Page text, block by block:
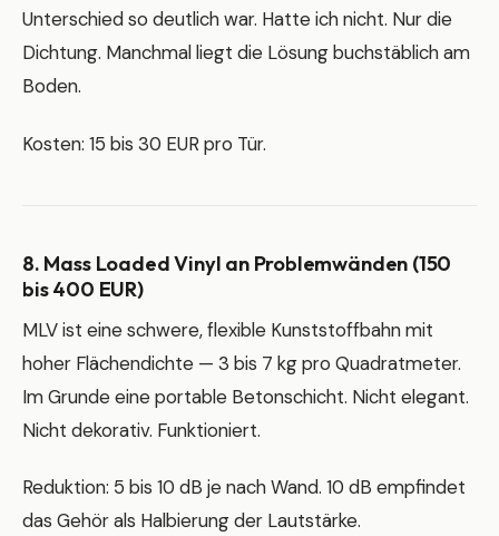
Unterschied so deutlich war. Hatte ich nicht. Nur die
Dichtung. Manchmal liegt die Lösung buchstäblich am
Boden.
Kosten: 15 bis 30 EUR pro Tür.
8. Mass Loaded Vinyl an Problemwänden (150
bis 400 EUR)
MLV ist eine schwere, flexible Kunststoffbahn mit
hoher Flächendichte — 3 bis 7 kg pro Quadratmeter.
Im Grunde eine portable Betonschicht. Nicht elegant.
Nicht dekorativ. Funktioniert.
Reduktion: 5 bis 10 dB je nach Wand. 10 dB empfindet
das Gehör als Halbierung der Lautstärke.